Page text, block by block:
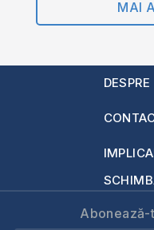
MAI
DESPRE